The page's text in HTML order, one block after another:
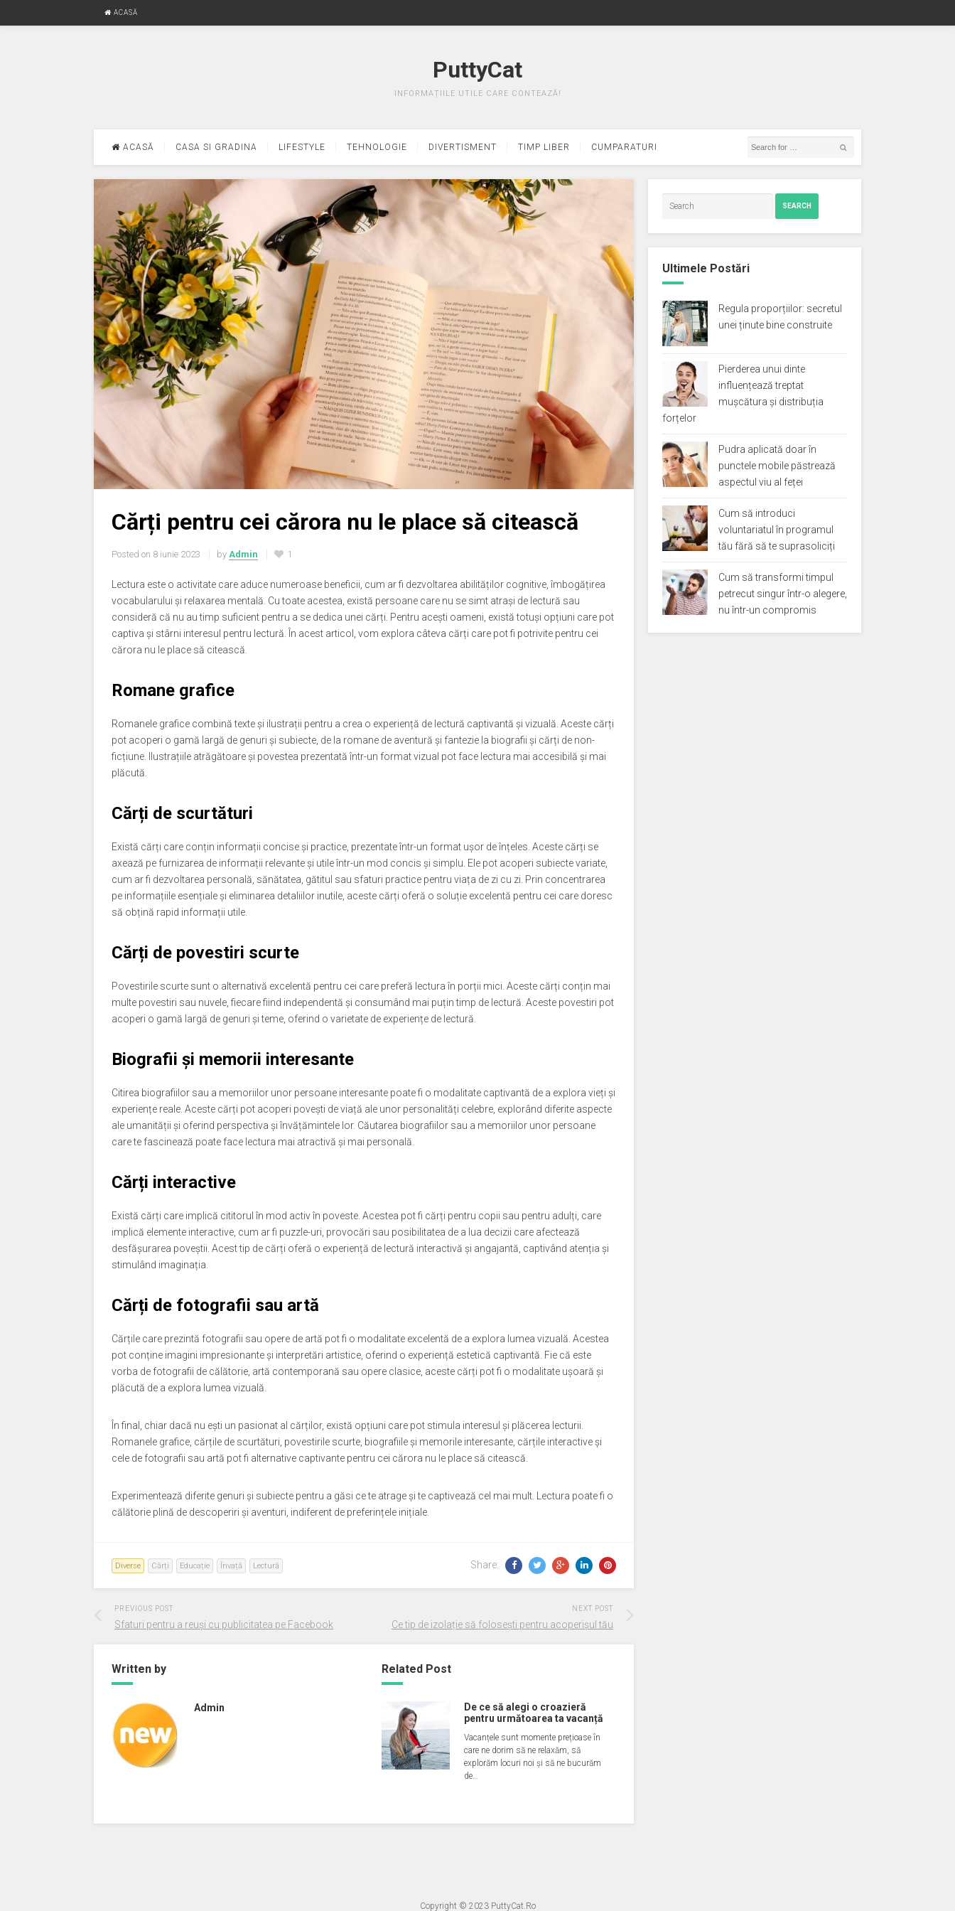
ACASĂ
PuttyCat
INFORMAȚIILE UTILE CARE CONTEAZĂ!
ACASĂ CASA SI GRADINA LIFESTYLE TEHNOLOGIE DIVERTISMENT TIMP LIBER CUMPARATURI
Cărți pentru cei cărora nu le place să citească
Posted on 8 iunie 2023 by Admin 1
Lectura este o activitate care aduce numeroase beneficii, cum ar fi dezvoltarea abilităților cognitive, îmbogățirea
vocabularului și relaxarea mentală. Cu toate acestea, există persoane care nu se simt atrași de lectură sau
consideră că nu au timp suficient pentru a se dedica unei cărți. Pentru acești oameni, există totuși opțiuni care pot
captiva și stârni interesul pentru lectură. În acest articol, vom explora câteva cărți care pot fi potrivite pentru cei
cărora nu le place să citească.
Romane grafice
Romanele grafice combină texte și ilustrații pentru a crea o experiență de lectură captivantă și vizuală. Aceste cărți
pot acoperi o gamă largă de genuri și subiecte, de la romane de aventură și fantezie la biografii și cărți de non-
ficțiune. Ilustrațiile atrăgătoare și povestea prezentată într-un format vizual pot face lectura mai accesibilă și mai
plăcută.
Cărți de scurtături
Există cărți care conțin informații concise și practice, prezentate într-un format ușor de înțeles. Aceste cărți se
axează pe furnizarea de informații relevante și utile într-un mod concis și simplu. Ele pot acoperi subiecte variate,
cum ar fi dezvoltarea personală, sănătatea, gătitul sau sfaturi practice pentru viața de zi cu zi. Prin concentrarea
pe informațiile esențiale și eliminarea detaliilor inutile, aceste cărți oferă o soluție excelentă pentru cei care doresc
să obțină rapid informații utile.
Cărți de povestiri scurte
Povestirile scurte sunt o alternativă excelentă pentru cei care preferă lectura în porții mici. Aceste cărți conțin mai
multe povestiri sau nuvele, fiecare fiind independentă și consumând mai puțin timp de lectură. Aceste povestiri pot
acoperi o gamă largă de genuri și teme, oferind o varietate de experiențe de lectură.
Biografii și memorii interesante
Citirea biografiilor sau a memoriilor unor persoane interesante poate fi o modalitate captivantă de a explora vieți și
experiențe reale. Aceste cărți pot acoperi povești de viață ale unor personalități celebre, explorând diferite aspecte
ale umanității și oferind perspectiva și învățămintele lor. Căutarea biografiilor sau a memoriilor unor persoane
care te fascinează poate face lectura mai atractivă și mai personală.
Cărți interactive
Există cărți care implică cititorul în mod activ în poveste. Acestea pot fi cărți pentru copii sau pentru adulți, care
implică elemente interactive, cum ar fi puzzle-uri, provocări sau posibilitatea de a lua decizii care afectează
desfășurarea poveștii. Acest tip de cărți oferă o experiență de lectură interactivă și angajantă, captivând atenția și
stimulând imaginația.
Cărți de fotografii sau artă
Cărțile care prezintă fotografii sau opere de artă pot fi o modalitate excelentă de a explora lumea vizuală. Acestea
pot conține imagini impresionante și interpretări artistice, oferind o experiență estetică captivantă. Fie că este
vorba de fotografii de călătorie, artă contemporană sau opere clasice, aceste cărți pot fi o modalitate ușoară și
plăcută de a explora lumea vizuală.
În final, chiar dacă nu ești un pasionat al cărților, există opțiuni care pot stimula interesul și plăcerea lecturii.
Romanele grafice, cărțile de scurtături, povestirile scurte, biografiile și memorile interesante, cărțile interactive și
cele de fotografii sau artă pot fi alternative captivante pentru cei cărora nu le place să citească.
Experimentează diferite genuri și subiecte pentru a găsi ce te atrage și te captivează cel mai mult. Lectura poate fi o
călătorie plină de descoperiri și aventuri, indiferent de preferințele inițiale.
Diverse Cărți Educație Învață Lectură Share:
PREVIOUS POST
Sfaturi pentru a reuși cu publicitatea pe Facebook
NEXT POST
Ce tip de izolație să folosești pentru acoperișul tău
Written by
Admin
Related Post
De ce să alegi o croazieră
pentru următoarea ta vacanță
Vacanțele sunt momente prețioase în
care ne dorim să ne relaxăm, să
explorăm locuri noi și să ne bucurăm
de…
SEARCH
Ultimele Postări
Regula proporțiilor: secretul
unei ținute bine construite
Pierderea unui dinte
influențează treptat
mușcătura și distribuția
forțelor
Pudra aplicată doar în
punctele mobile păstrează
aspectul viu al feței
Cum să introduci
voluntariatul în programul
tău fără să te suprasoliciți
Cum să transformi timpul
petrecut singur într-o alegere,
nu într-un compromis
Copyright © 2023 PuttyCat.Ro